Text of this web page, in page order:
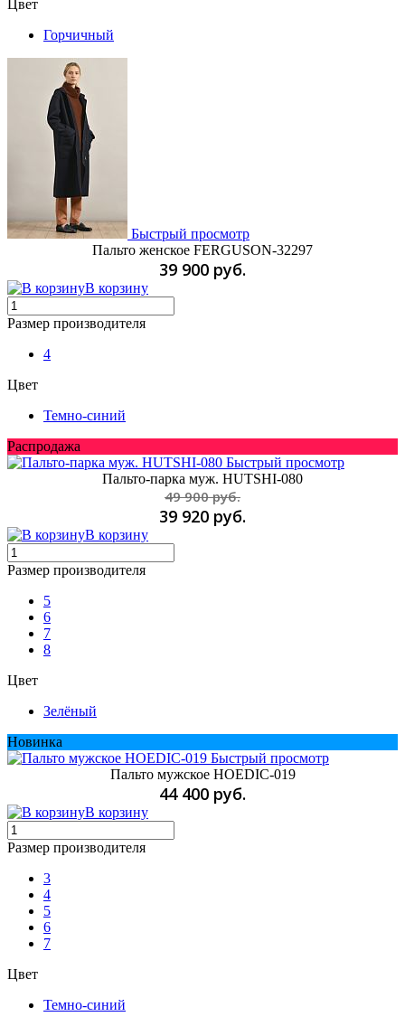
Цвет
Горчичный
Быстрый просмотр
Пальто женское FERGUSON-32297
39 900 руб.
В корзину
Размер производителя
4
Цвет
Темно-синий
Распродажа
Быстрый просмотр
Пальто-парка муж. HUTSHI-080
49 900 руб.
39 920 руб.
В корзину
Размер производителя
5
6
7
8
Цвет
Зелёный
Новинка
Быстрый просмотр
Пальто мужское HOEDIC-019
44 400 руб.
В корзину
Размер производителя
3
4
5
6
7
Цвет
Темно-синий